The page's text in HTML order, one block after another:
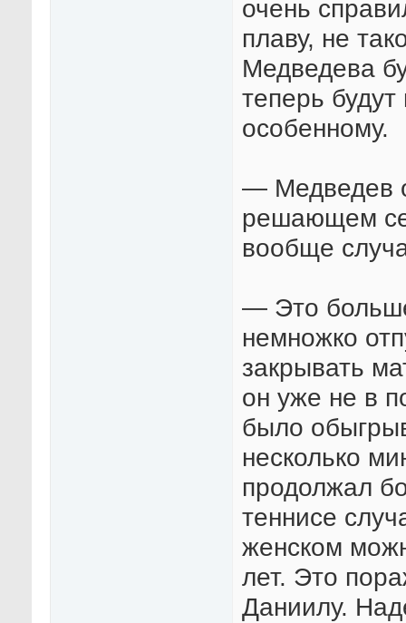
очень
плаву, не
Медведева
теперь будут
особенному.
— Медведев
решающем
вообще
— Это
немножко
закрывать
он уже не в
было
несколько
продолжал
теннисе
женском
лет. Это
Даниилу.